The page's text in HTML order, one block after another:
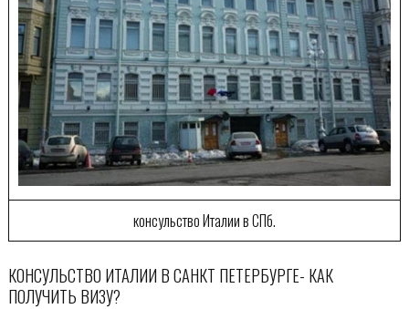
консульство Италии в СПб.
КОНСУЛЬСТВО ИТАЛИИ В САНКТ ПЕТЕРБУРГЕ- КАК
ПОЛУЧИТЬ ВИЗУ?